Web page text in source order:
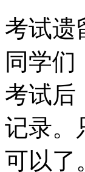
考试遗
同学
考试后
记录。
可以了